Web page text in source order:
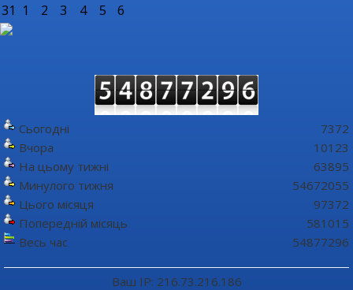
31 1 2 3 4 5 6
Сьогодні
Вчора
На цьому тижні
Минулого тижня
Цього місяця
Попередній місяць
Весь час
7372
10123
63895
54672055
97372
581015
54877296
Ваш IP: 216.73.216.186